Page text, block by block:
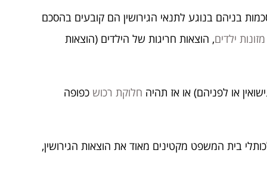
בניהם בנוגע לתנאי הגירושין הם קובעים בהסכם
מזונות ילדים, הוצאות חריגות של הילדים (הוצאות
או לפניהם) או אז תהיה חלוקת רכוש כפופה
בית המשפט מקטינים מאוד את הוצאות הגירושין,